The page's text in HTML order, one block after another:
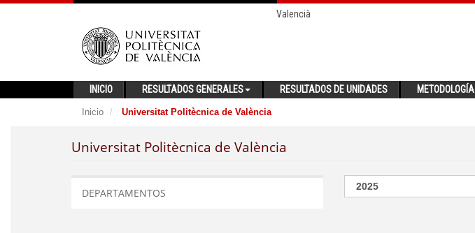
Valencià
INICIO RESULTADOS GENERALES RESULTADOS DE UNIDADES METODOLOGÍA
Inicio Universitat Politècnica de València
Universitat Politècnica de València
DEPARTAMENTOS